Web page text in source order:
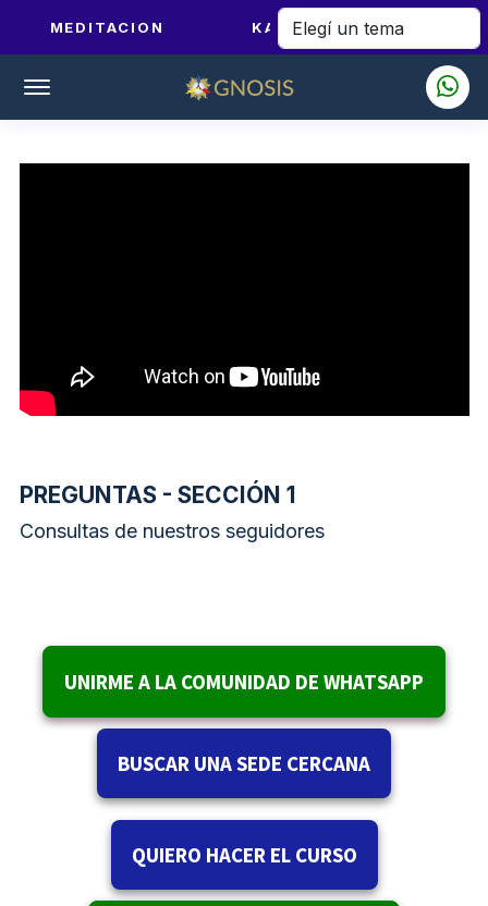
MEDITACION KARMA Y DHARMA
Offcanvas Menu Open
PREGUNTAS - SECCIÓN 1
Consultas de nuestros seguidores
UNIRME A LA COMUNIDAD DE WHATSAPP
BUSCAR UNA SEDE CERCANA
QUIERO HACER EL CURSO